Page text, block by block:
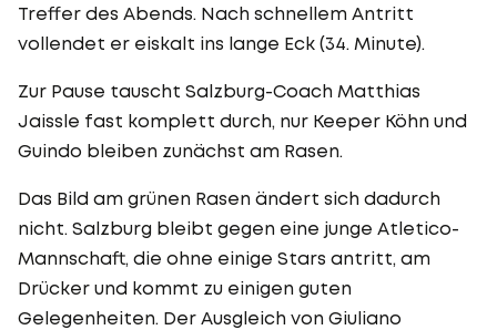
Treffer des Abends. Nach schnellem Antritt
vollendet er eiskalt ins lange Eck (34. Minute).
Zur Pause tauscht Salzburg-Coach Matthias
Jaissle fast komplett durch, nur Keeper Köhn und
Guindo bleiben zunächst am Rasen.
Das Bild am grünen Rasen ändert sich dadurch
nicht. Salzburg bleibt gegen eine junge Atletico-
Mannschaft, die ohne einige Stars antritt, am
Drücker und kommt zu einigen guten
Gelegenheiten. Der Ausgleich von Giuliano